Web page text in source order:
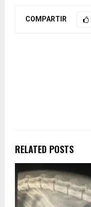
COMPARTIR
RELATED POSTS